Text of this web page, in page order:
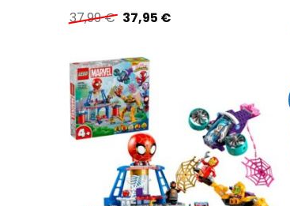
37,99€ Ursprünglicher
Preis
37,99 €
37,95 €Aktueller